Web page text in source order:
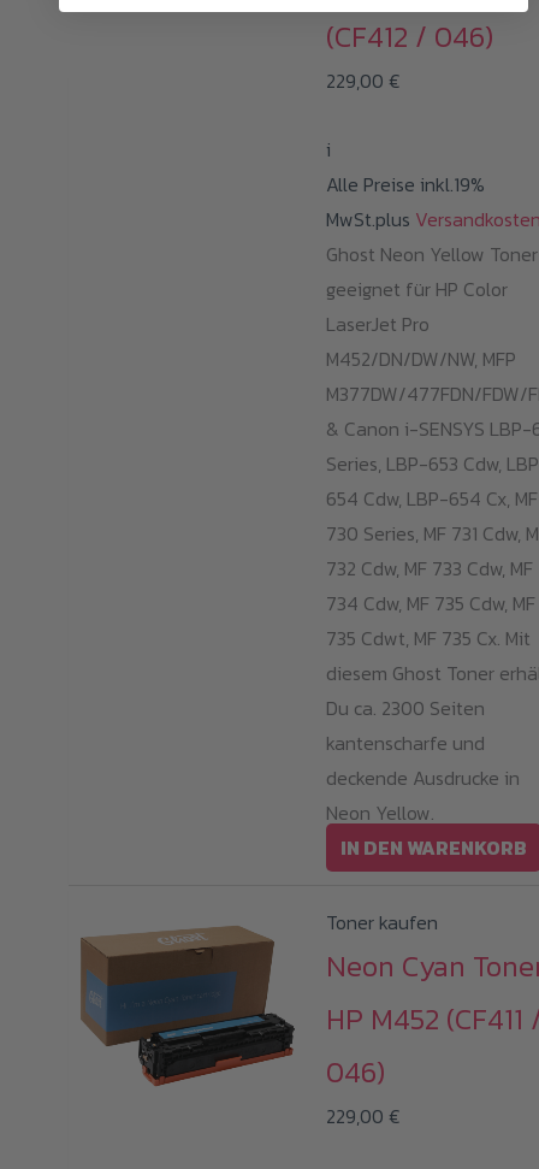
(CF412 / 046)
229,00 €
i
Alle Preise inkl.19%
MwSt.plus
Ghost Neon Yellow Toner
geeignet für HP Color
LaserJet Pro
M452/DN/DW/NW, MFP
M377DW/477FDN/FDW/
& Canon i-SENSYS
Series, LBP-653 Cdw,
654 Cdw, LBP-654 Cx, MF
730 Series, MF 731 Cdw,
732 Cdw, MF 733 Cdw, MF
734 Cdw, MF 735 Cdw, MF
735 Cdwt, MF 735 Cx. Mit
diesem Ghost Toner
Du ca. 2300 Seiten
kantenscharfe und
deckende Ausdrucke in
Neon Yellow.
IN DEN WARENKORB
Toner kaufen
Neon Cyan
HP M452 (CF411
046)
229,00 €